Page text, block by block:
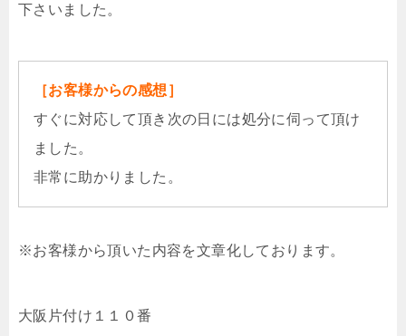
下さいました。
［お客様からの感想］
すぐに対応して頂き次の日には処分に伺って頂け
ました。
非常に助かりました。
※お客様から頂いた内容を文章化しております。
大阪片付け１１０番